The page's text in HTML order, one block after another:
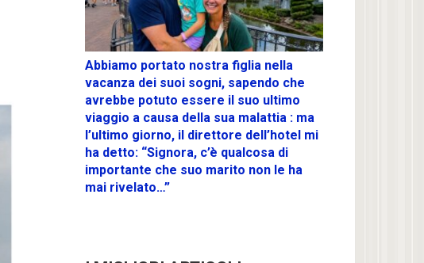
Abbiamo portato nostra figlia nella
vacanza dei suoi sogni, sapendo che
avrebbe potuto essere il suo ultimo
viaggio a causa della sua malattia : ma
l’ultimo giorno, il direttore dell’hotel mi
ha detto: “Signora, c’è qualcosa di
importante che suo marito non le ha
mai rivelato…”